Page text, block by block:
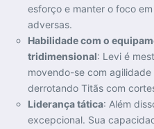
esforço e manter o foco
adversas.
Habilidade com o
tridimensional: Levi é
movendo-se com
derrotando Titãs com
Liderança tática: Além
excepcional. Sua